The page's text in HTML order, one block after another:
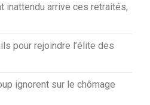
inattendu arrive ces retraités,
pour rejoindre l’élite des
ignorent sur le chômage